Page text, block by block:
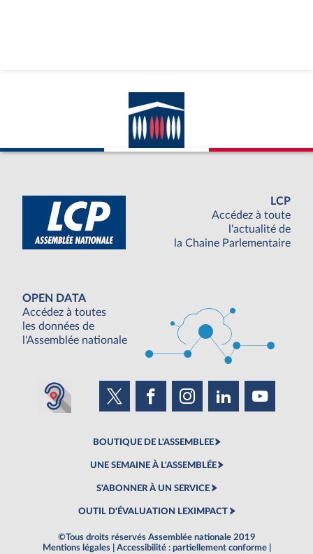
LCP
Accédez à toute
l'actualité de
la Chaine Parlementaire
OPEN DATA
Accédez à toutes
les données de
l'Assemblée nationale
BOUTIQUE DE L'ASSEMBLEE
UNE SEMAINE À L'ASSEMBLÉE
S'ABONNER À UN SERVICE
OUTIL D'ÉVALUATION LEXIMPACT
©Tous droits réservés Assemblée nationale 2019
Mentions légales
Accessibilité : partiellement conforme